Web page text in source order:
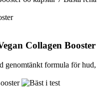
Collagen Booster
genomtänkt formula för hud,